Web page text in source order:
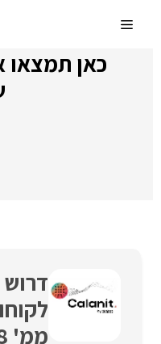
לתוכןMenu
כאן תמצאו